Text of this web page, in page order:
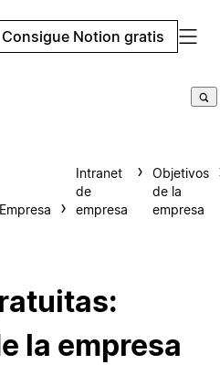
Consigue Notion gratis
Empresa
Intranet
de
empresa
Objetivos
de la
empresa
la empresa